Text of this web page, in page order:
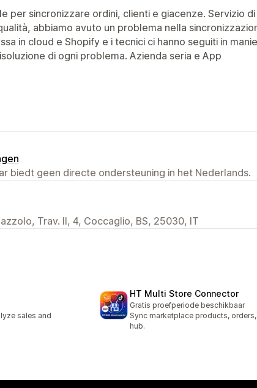
per sincronizzare ordini, clienti e giacenze. Servizio di
abbiamo avuto un problema nella
in cloud e Shopify e i tecnici ci hanno seguiti in
di ogni problema. Azienda seria e App
biedt geen directe ondersteuning in het Nederlands.
Trav. II, 4, Coccaglio, BS, 25030, IT
sales and
HT Multi Store Connector
Gratis proefperiode beschikbaar
Sync marketplace products,
hub.